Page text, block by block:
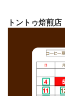
トントゥ焙煎店